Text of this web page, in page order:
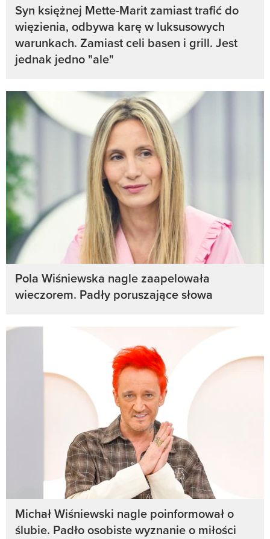
Syn księżnej Mette-Marit zamiast trafić do
więzienia, odbywa karę w luksusowych
warunkach. Zamiast celi basen i grill. Jest
jednak jedno "ale"
Pola Wiśniewska nagle zaapelowała
wieczorem. Padły poruszające słowa
Michał Wiśniewski nagle poinformował o
ślubie. Padło osobiste wyznanie o miłości